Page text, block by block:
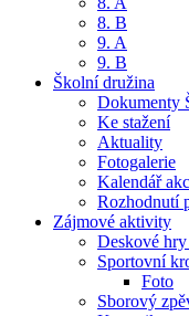
8. B
9. A
9. B
Školní družina
Dokumenty
Ke stažení
Aktuality
Fotogalerie
Kalendář
Rozhodnutí
Zájmové aktivity
Deskové
Sportovní
Foto
Sborový